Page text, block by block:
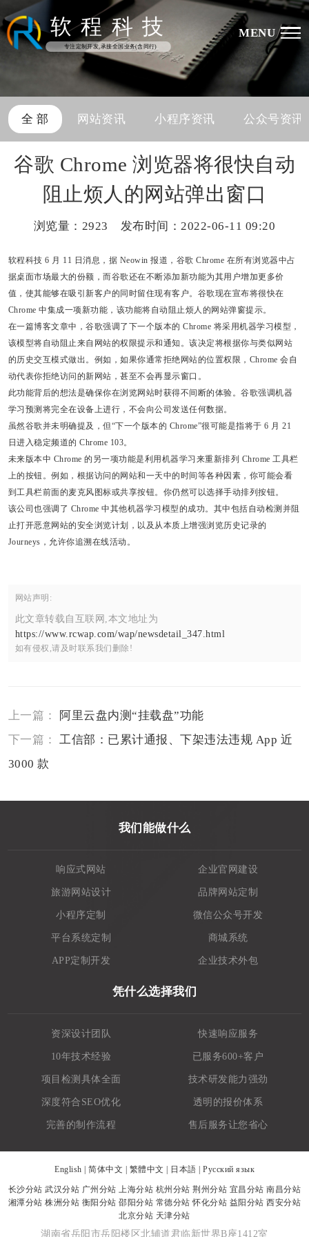
软 程 科 技
专注定制开发,承接全国业务(含同行)
MENU
全 部 网站资讯 小程序资讯 公众号资讯
谷歌 Chrome 浏览器将很快自动
阻止烦人的网站弹出窗口
浏览量： 2923 发布时间：2022-06-11 09:20
软程科技 6 月 11 日消息，据 Neowin 报道，谷歌 Chrome 在所有浏览器中占
据桌面市场最大的份额，而谷歌还在不断添加新功能为其用户增加更多价
值，使其能够在吸引新客户的同时留住现有客户。谷歌现在宣布将很快在
Chrome 中集成一项新功能，该功能将自动阻止烦人的网站弹窗提示。
在一篇博客文章中，谷歌强调了下一个版本的 Chrome 将采用机器学习模型，
该模型将自动阻止来自网站的权限提示和通知。该决定将根据你与类似网站
的历史交互模式做出。例如，如果你通常拒绝网站的位置权限，Chrome 会自
动代表你拒绝访问的新网站，甚至不会再显示窗口。
此功能背后的想法是确保你在浏览网站时获得不间断的体验。谷歌强调机器
学习预测将完全在设备上进行，不会向公司发送任何数据。
虽然谷歌并未明确提及，但“下一个版本的 Chrome”很可能是指将于 6 月 21
日进入稳定频道的 Chrome 103。
未来版本中 Chrome 的另一项功能是利用机器学习来重新排列 Chrome 工具栏
上的按钮。例如，根据访问的网站和一天中的时间等各种因素，你可能会看
到工具栏前面的麦克风图标或共享按钮。你仍然可以选择手动排列按钮。
该公司也强调了 Chrome 中其他机器学习模型的成功。其中包括自动检测并阻
止打开恶意网站的安全浏览计划，以及从本质上增强浏览历史记录的
Journeys，允许你追溯在线活动。
网站声明:
此文章转载自互联网,本文地址为
https://www.rcwap.com/wap/newsdetail_347.html
如有侵权,请及时联系我们删除!
上一篇：
阿里云盘内测“挂载盘”功能
下一篇：工信部：已累计通报、下架违法违规 App 近
3000 款
我们能做什么
响应式网站 企业官网建设
旅游网站设计 品牌网站定制
小程序定制 微信公众号开发
平台系统定制 商城系统
APP定制开发 企业技术外包
凭什么选择我们
资深设计团队 快速响应服务
10年技术经验 已服务600+客户
项目检测具体全面 技术研发能力强劲
深度符合SEO优化 透明的报价体系
完善的制作流程 售后服务让您省心
English 简体中文 繁體中文 日本語 Русский язык
长沙分站 武汉分站 广州分站 上海分站 杭州分站 荆州分站 宜昌分站 南昌分站
湘潭分站 株洲分站 衡阳分站 邵阳分站 常德分站 怀化分站 益阳分站 西安分站
北京分站 天津分站
湖南省岳阳市岳阳楼区北辅道君临新世界B座1412室